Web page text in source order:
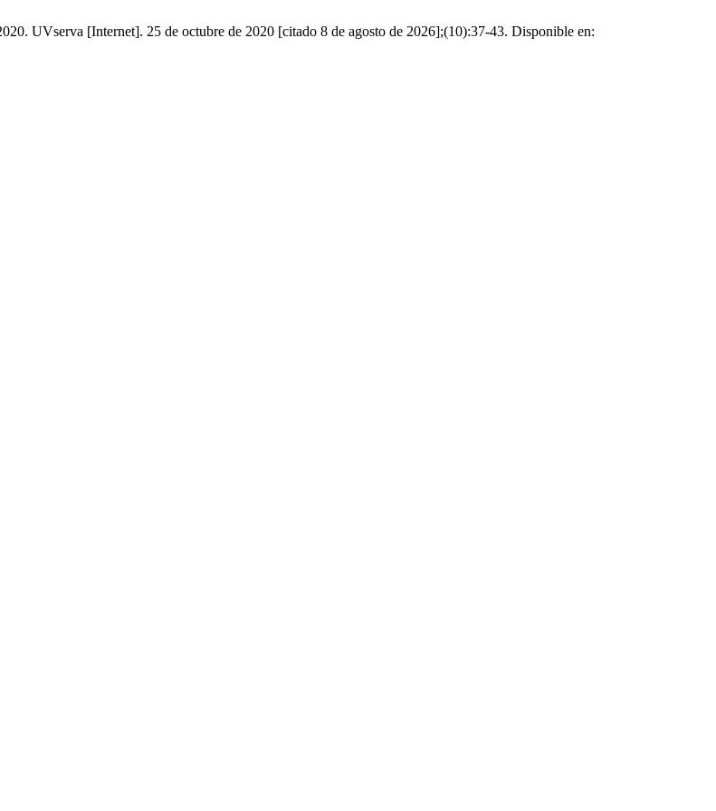
UVserva [Internet]. 25 de octubre de 2020 [citado 8 de agosto de 2026];(10):37-43. Disponible en: